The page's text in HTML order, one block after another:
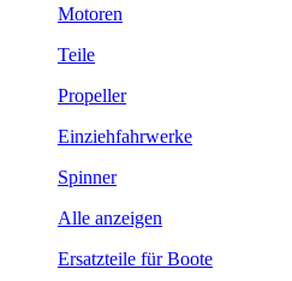
Motoren
Teile
Propeller
Einziehfahrwerke
Spinner
Alle anzeigen
Ersatzteile für Boote